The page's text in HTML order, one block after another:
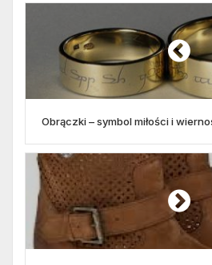
Obrączki – symbol miłości i